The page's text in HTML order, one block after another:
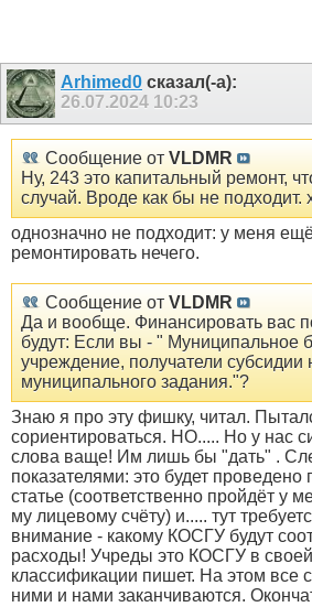
Arhimed0 сказал(-а):
26.07.2024 10:23
Сообщение от VLDMR
Ну, 243 это капитальный ремонт,
случай. Вроде как бы не подходит.
однозначно не подходит: у меня
ремонтировать нечего.
Сообщение от VLDMR
Да и вообще. Финансировать вас
будут: Если вы - " Муниципальное
учреждение, получатели
муниципального задания."?
Знаю я про эту фишку, читал.
сориентироваться. НО..... Но у нас
слова ваще! Им лишь бы "дать" .
показателями: это будет проведено
статье (соответственно пройдёт у
му лицевому счёту) и..... тут
внимание - какому КОСГУ будут
расходы! Учреды это КОСГУ в
классификации пишет. На этом все
ними и нами заканчиваются.